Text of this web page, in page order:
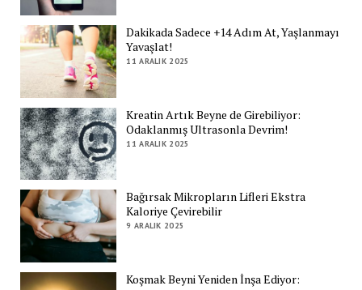
Dakikada Sadece +14 Adım At, Yaşlanmayı
Yavaşlat!
11 ARALIK 2025
Kreatin Artık Beyne de Girebiliyor:
Odaklanmış Ultrasonla Devrim!
11 ARALIK 2025
Bağırsak Mikropların Lifleri Ekstra
Kaloriye Çevirebilir
9 ARALIK 2025
Koşmak Beyni Yeniden İnşa Ediyor: